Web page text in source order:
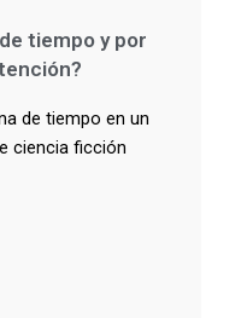
tiempo y por
de tiempo en un
ciencia ficción